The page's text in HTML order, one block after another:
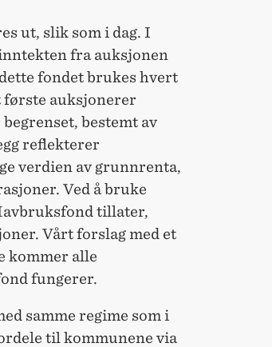
ut, slik som i dag. I
fra auksjonen
fondet brukes hvert
første auksjonerer
bestemt av
reflekterer
verdien av grunnrenta,
Ved å bruke
tillater,
Vårt forslag med et
kommer alle
fungerer.
samme regime som i
til kommunene via